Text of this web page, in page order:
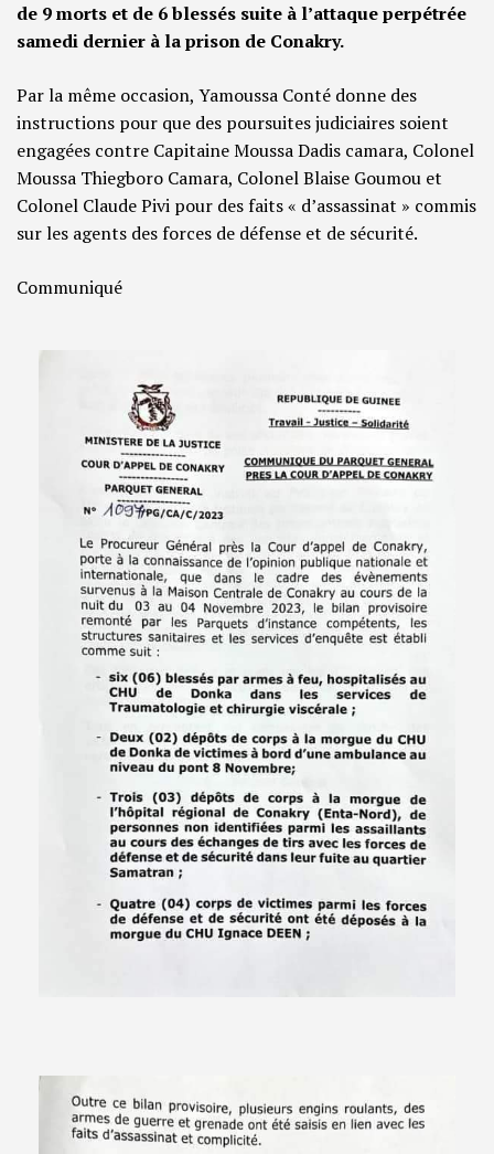
de 9 morts et de 6 blessés suite à l’attaque perpétrée
samedi dernier à la prison de Conakry.
Par la même occasion, Yamoussa Conté donne des
instructions pour que des poursuites judiciaires soient
engagées contre Capitaine Moussa Dadis camara, Colonel
Moussa Thiegboro Camara, Colonel Blaise Goumou et
Colonel Claude Pivi pour des faits « d’assassinat » commis
sur les agents des forces de défense et de sécurité.
Communiqué